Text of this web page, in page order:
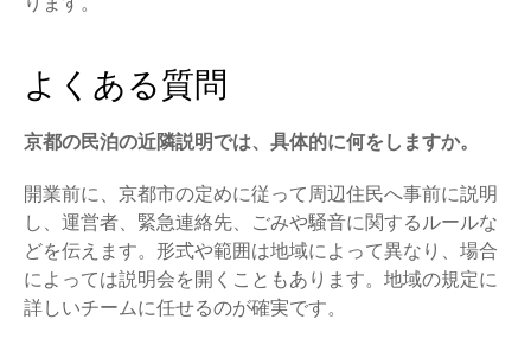
よくある質問
京都の民泊の近隣説明では、具体的に何をしますか。
開業前に、京都市の定めに従って周辺住民へ事前に説明
し、運営者、緊急連絡先、ごみや騒音に関するルールな
どを伝えます。形式や範囲は地域によって異なり、場合
によっては説明会を開くこともあります。地域の規定に
詳しいチームに任せるのが確実です。